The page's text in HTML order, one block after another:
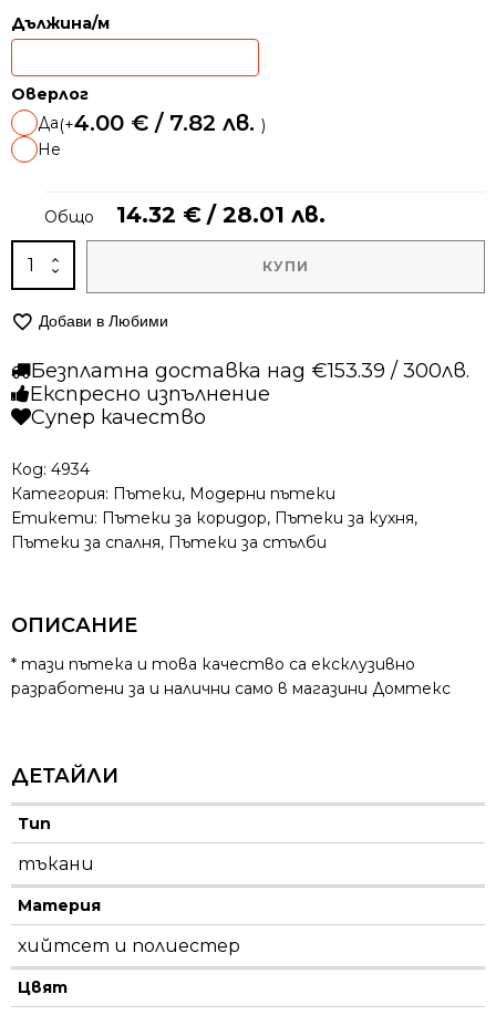
Дължина/м
Оверлог
Да(+4.00 € / 7.82 лв. )
Не
Общо 14.32 € / 28.01 лв.
количество
за
пътека
Фреш
433
Цветен
КУПИ
Добави в Любими
Безплатна доставка над €153.39 / 300лв.
Експресно изпълнение
Супер качество
Код: 4934
Категория: Пътеки, Модерни пътеки
Етикети: Пътеки за коридор, Пътеки за кухня,
Пътеки за спалня, Пътеки за стълби
ОПИСАНИЕ
* тази пътека и това качество са ексклузивно
разработени за и налични само в магазини Домтекс
ДЕТАЙЛИ
Тип
тъкани
Материя
хийтсет и полиестeр
Цвят